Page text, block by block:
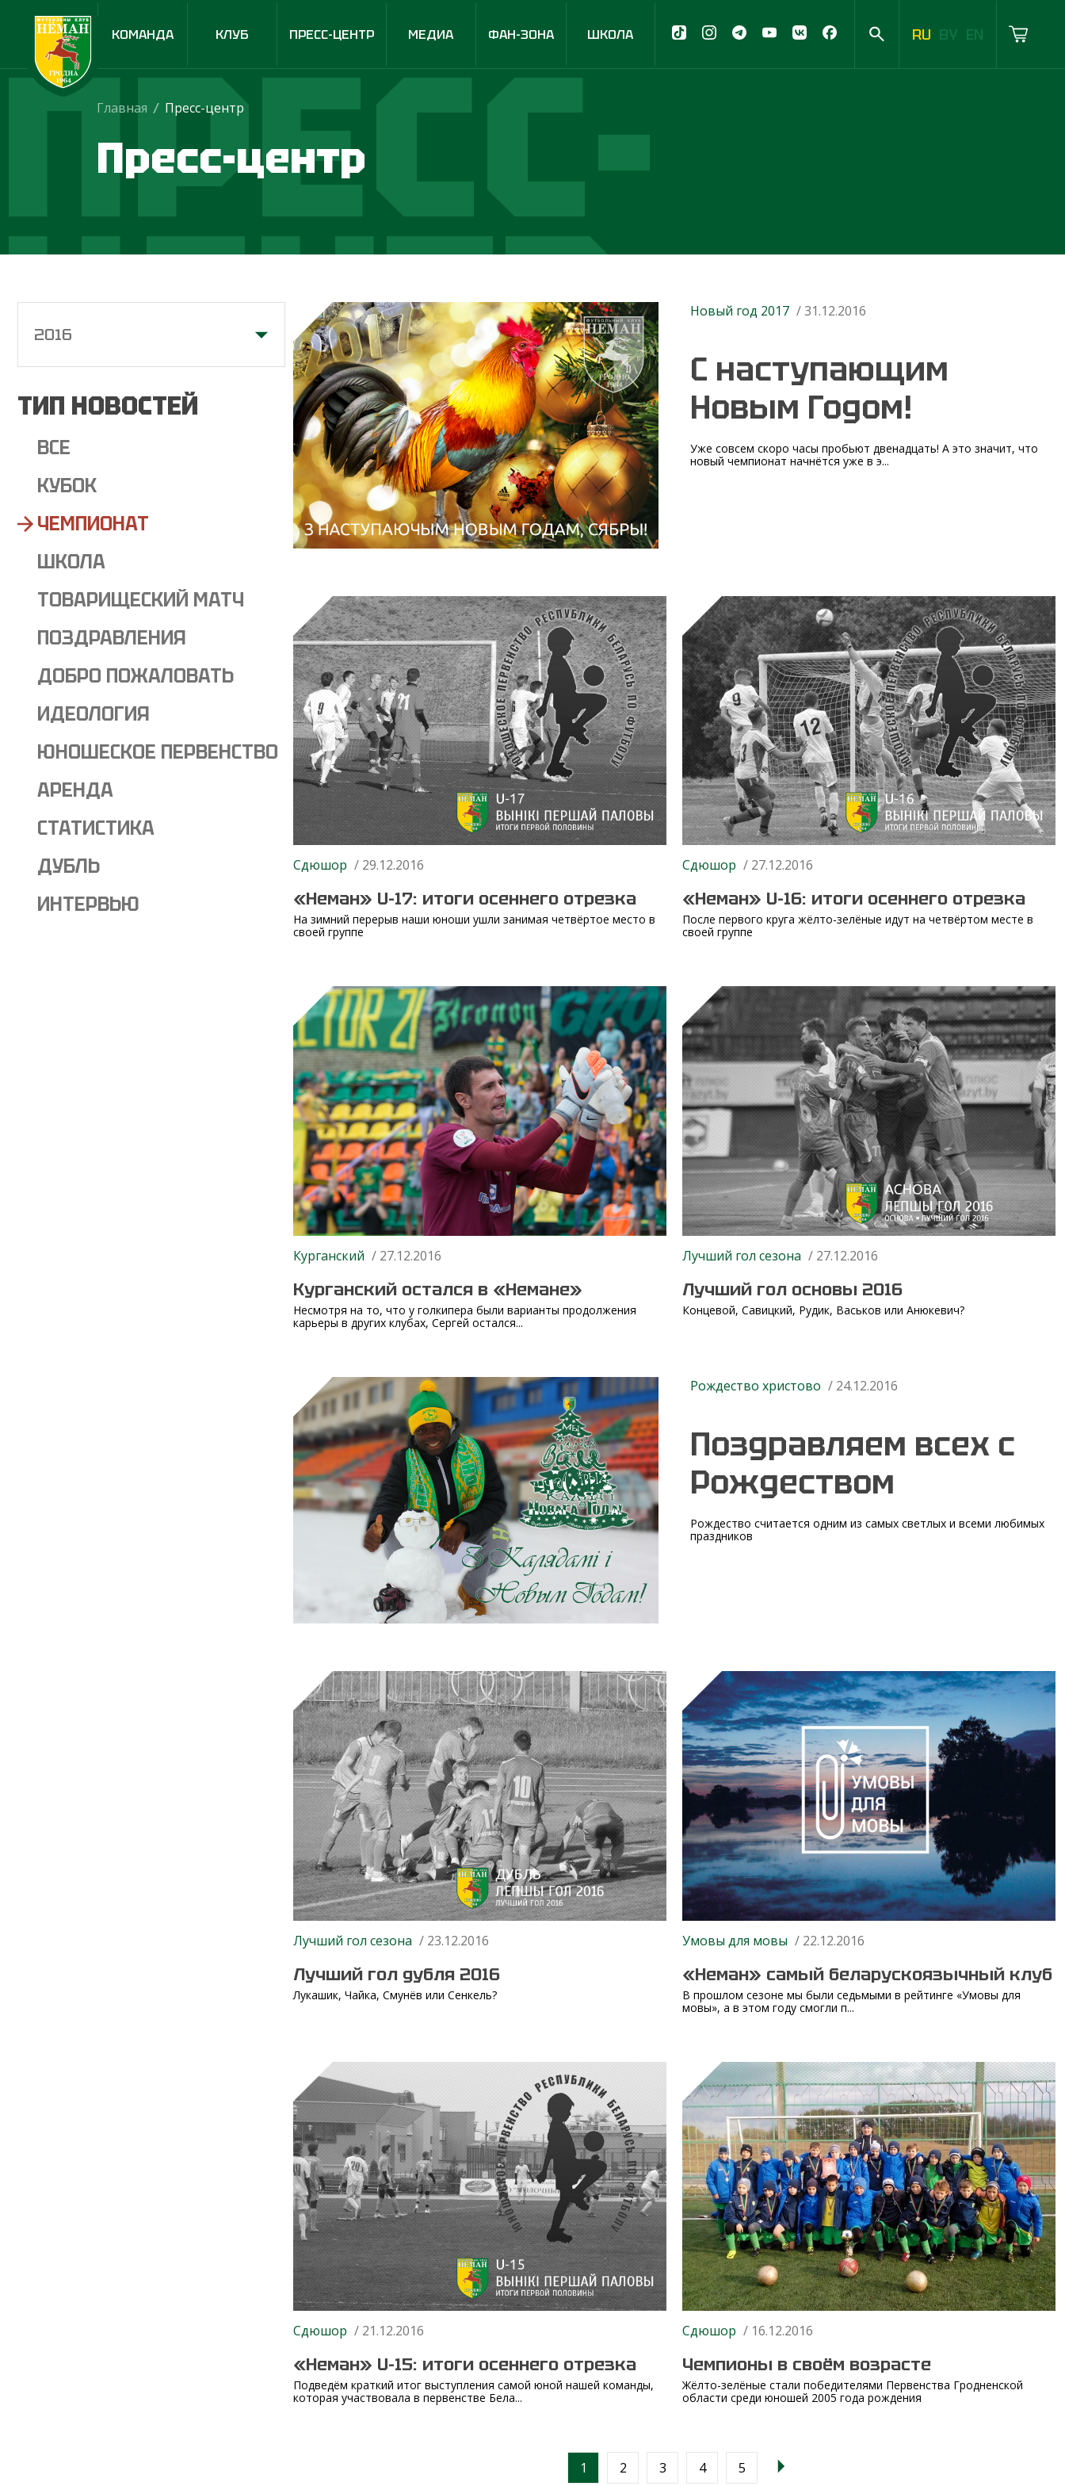
КОМАНДА КЛУБ ПРЕСС-ЦЕНТР МЕДИА ФАН-ЗОНА ШКОЛА RU BY EN
ПРЕСС-
ЦЕНТР
Главная / Пресс-центр
Пресс-центр
2016
ТИП НОВОСТЕЙ
ВСЕ
КУБОК
ЧЕМПИОНАТ
ШКОЛА
ТОВАРИЩЕСКИЙ МАТЧ
ПОЗДРАВЛЕНИЯ
ДОБРО ПОЖАЛОВАТЬ
ИДЕОЛОГИЯ
ЮНОШЕСКОЕ ПЕРВЕНСТВО
АРЕНДА
СТАТИСТИКА
ДУБЛЬ
ИНТЕРВЬЮ
Новый год 2017 / 31.12.2016
С наступающим
Новым Годом!
Уже совсем скоро часы пробьют двенадцать! А это значит, что
новый чемпионат начнётся уже в э...
Сдюшор / 29.12.2016
«Неман» U-17: итоги осеннего отрезка
На зимний перерыв наши юноши ушли занимая четвёртое место в
своей группе
Сдюшор / 27.12.2016
«Неман» U-16: итоги осеннего отрезка
После первого круга жёлто-зелёные идут на четвёртом месте в
своей группе
Курганский / 27.12.2016
Курганский остался в «Немане»
Несмотря на то, что у голкипера были варианты продолжения
карьеры в других клубах, Сергей остался...
Лучший гол сезона / 27.12.2016
Лучший гол основы 2016
Концевой, Савицкий, Рудик, Васьков или Анюкевич?
Рождество христово / 24.12.2016
Поздравляем всех с
Рождеством
Рождество считается одним из самых светлых и всеми любимых
праздников
Лучший гол сезона / 23.12.2016
Лучший гол дубля 2016
Лукашик, Чайка, Смунёв или Сенкель?
Умовы для мовы / 22.12.2016
«Неман» самый беларускоязычный клуб
В прошлом сезоне мы были седьмыми в рейтинге «Умовы для
мовы», а в этом году смогли п...
Сдюшор / 21.12.2016
«Неман» U-15: итоги осеннего отрезка
Подведём краткий итог выступления самой юной нашей команды,
которая участвовала в первенстве Бела...
Сдюшор / 16.12.2016
Чемпионы в своём возрасте
Жёлто-зелёные стали победителями Первенства Гродненской
области среди юношей 2005 года рождения
1 2 3 4 5